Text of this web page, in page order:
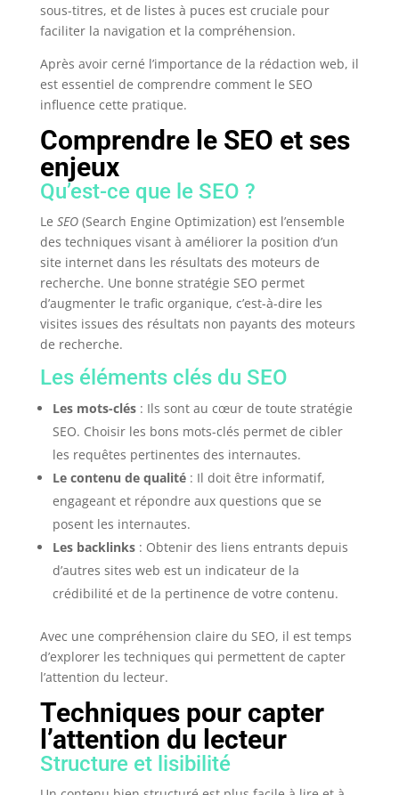
sous-titres, et de listes à puces est cruciale pour
faciliter la navigation et la compréhension.
Après avoir cerné l’importance de la rédaction web, il
est essentiel de comprendre comment le SEO
influence cette pratique.
Comprendre le SEO et ses
enjeux
Qu’est-ce que le SEO ?
Le SEO(Search Engine Optimization) est l’ensemble
des techniques visant à améliorer la position d’un
site internet dans les résultats des moteurs de
recherche. Une bonne stratégie SEO permet
d’augmenter le trafic organique, c’est-à-dire les
visites issues des résultats non payants des moteurs
de recherche.
Les éléments clés du SEO
Les mots-clés: Ils sont au cœur de toute stratégie
SEO. Choisir les bons mots-clés permet de cibler
les requêtes pertinentes des internautes.
Le contenu de qualité: Il doit être informatif,
engageant et répondre aux questions que se
posent les internautes.
Les backlinks: Obtenir des liens entrants depuis
d’autres sites web est un indicateur de la
crédibilité et de la pertinence de votre contenu.
Avec une compréhension claire du SEO, il est temps
d’explorer les techniques qui permettent de capter
l’attention du lecteur.
Techniques pour capter
l’attention du lecteur
Structure et lisibilité